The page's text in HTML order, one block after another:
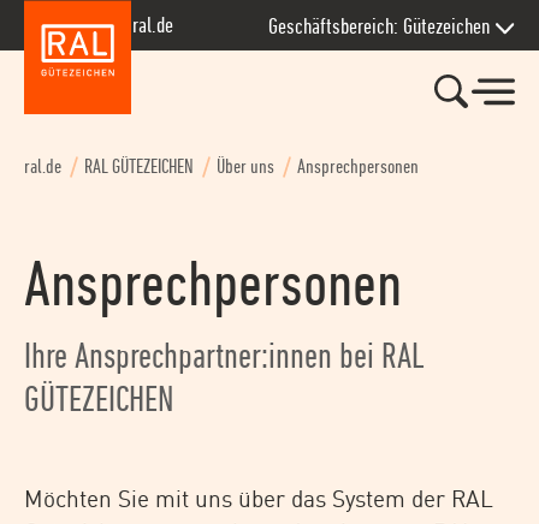
Zur Hauptnavigation springen
Zum Seiteninhalt springen
Zum Kontakt springen
Zum Footer springen
ral.de Geschäftsbereich: Gütezeichen
ral.de RAL GÜTEZEICHEN Über uns Ansprechpersonen
Ansprechpersonen
Ihre Ansprechpartner:innen bei RAL
GÜTEZEICHEN
Möchten Sie mit uns über das System der RAL